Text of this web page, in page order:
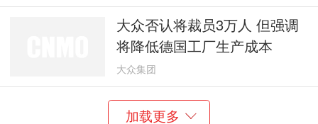
大众否认将裁员3万人 但强调
将降低德国工厂生产成本
大众集团
加载更多